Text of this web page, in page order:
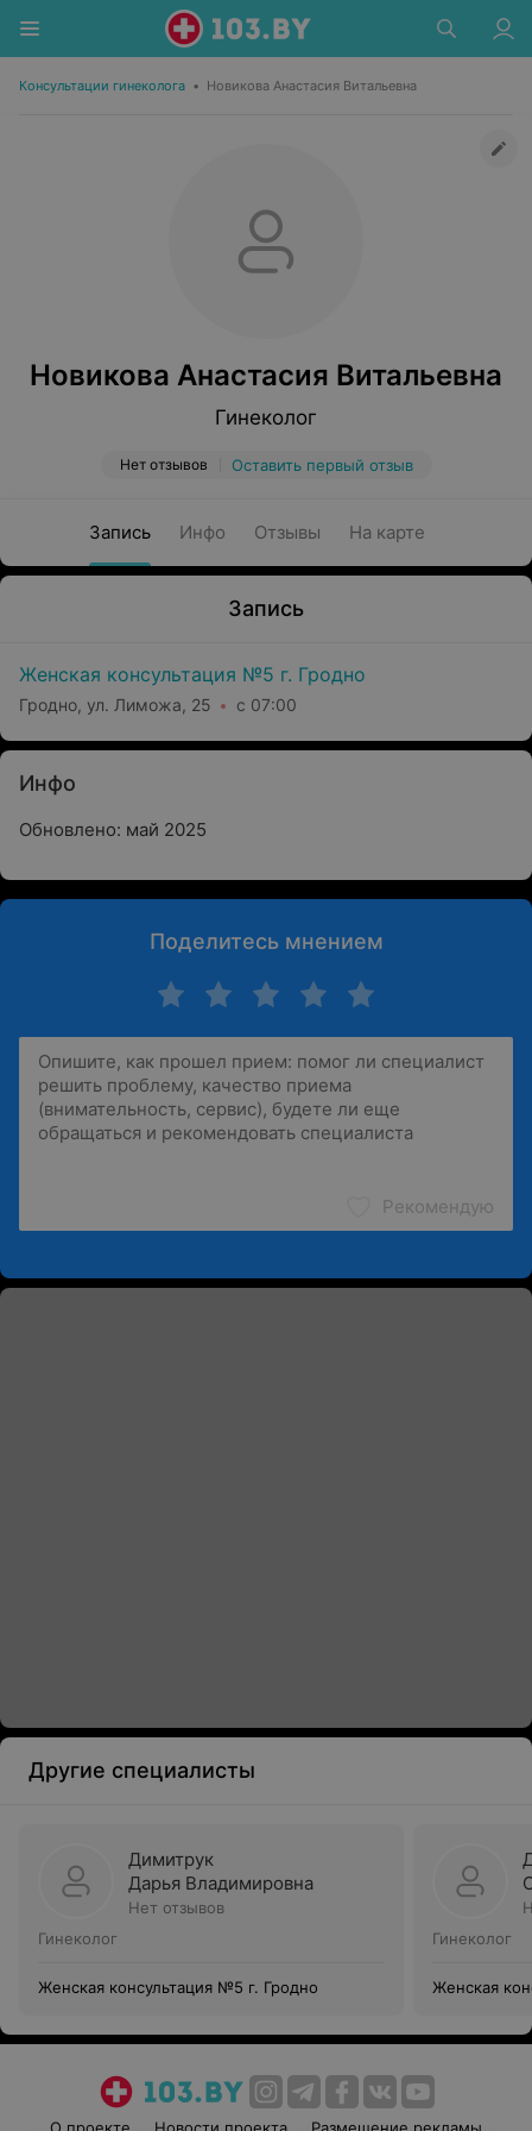
Консультации гинеколога • Новикова Анастасия Витальевна
Новикова Анастасия Витальевна
Гинеколог
Нет отзывов Оставить первый отзыв
Запись Инфо Отзывы На карте
Запись
Женская консультация №5 г. Гродно
Гродно, ул. Лиможа, 25 с 07:00
Инфо
Обновлено: май 2025
Поделитесь мнением
Рекомендую
Другие специалисты
Димитрук
Дарья Владимировна
Нет отзывов
Гинеколог
Женская консультация №5 г. Гродно
Гинеколог
Женская